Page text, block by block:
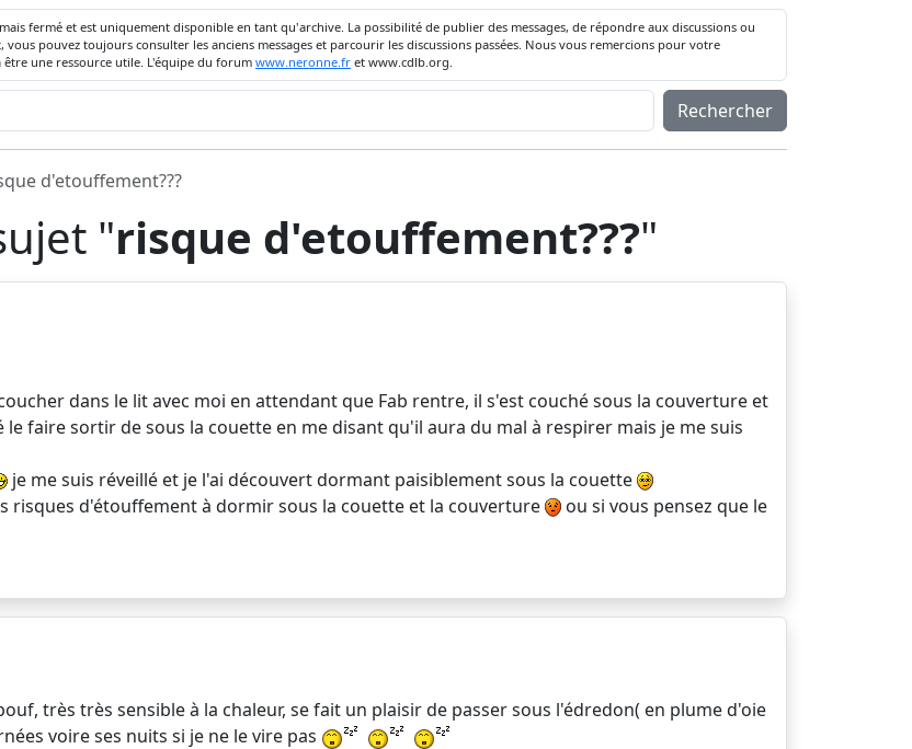
fermé et est uniquement disponible en tant qu'archive. La possibilité de publier des messages, de répondre aux discussions ou
pouvez toujours consulter les anciens messages et parcourir les discussions passées. Nous vous remercions pour votre
une ressource utile. L'équipe du forum www.neronne.fr et www.cdlb.org.
Rechercher
d'etouffement???
"risque d'etouffement???"
dans le lit avec moi en attendant que Fab rentre, il s'est couché sous la couverture et
faire sortir de sous la couette en me disant qu'il aura du mal à respirer mais je me suis
je me suis réveillé et je l'ai découvert dormant paisiblement sous la couette
risques d'étouffement à dormir sous la couette et la couverture
ou si vous pensez que le
très très sensible à la chaleur, se fait un plaisir de passer sous l'édredon( en plume d'oie
voire ses nuits si je ne le vire pas